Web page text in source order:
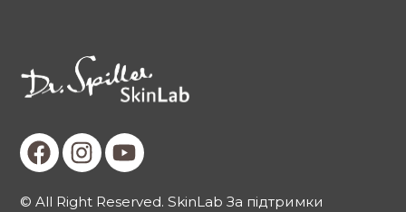
© All Right Reserved. SkinLab За підтримки